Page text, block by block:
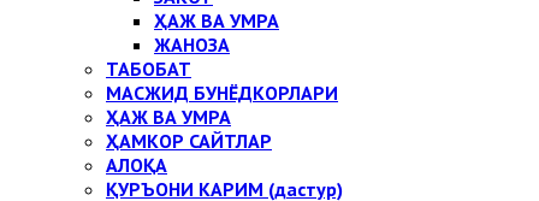
ҲАЖ ВА УМРА
ЖАНОЗА
ТАБОБАТ
МАСЖИД БУНЁДКОРЛАРИ
ҲАЖ ВА УМРА
ҲАМКОР САЙТЛАР
АЛОҚА
ҚУРЪОНИ КАРИМ (дастур)